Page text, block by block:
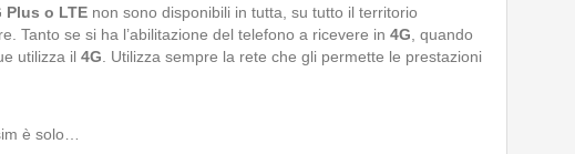
Plus o LTE non sono disponibili in tutta, su tutto il territorio
Tanto se si ha l’abilitazione del telefono a ricevere in 4G , quando
utilizza il 4G . Utilizza sempre la rete che gli permette le prestazioni
è solo…